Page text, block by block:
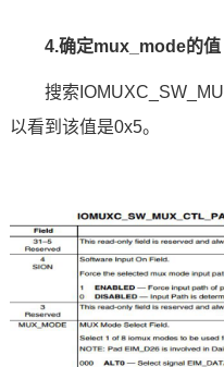
4.确定mux_mode的值
搜索
以看到该值是0x5。